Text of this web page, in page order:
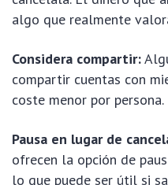
algo que realmente
Considera compartir:
compartir cuentas con
coste menor por persona.
Pausa en lugar de
ofrecen la opción de
lo que puede ser útil si